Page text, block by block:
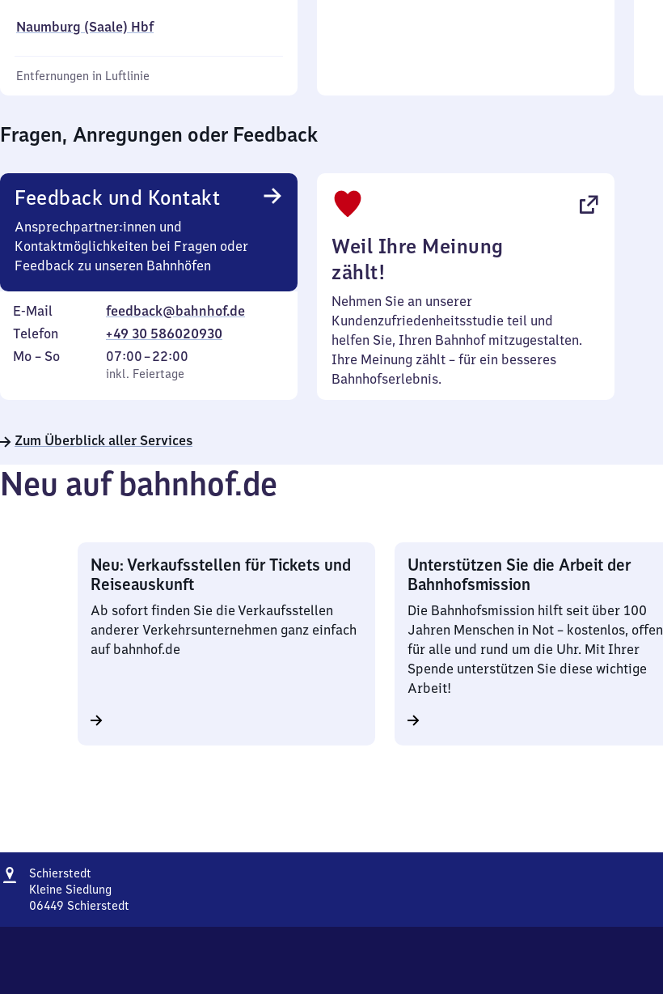
Naumburg (Saale) Hbf
Entfernungen in Luftlinie
Fragen, Anregungen oder Feedback
Feedback und Kontakt
Ansprechpartner:innen und
Kontaktmöglichkeiten bei Fragen oder
Feedback zu unseren Bahnhöfen
E-Mail
feedback@bahnhof.de
Telefon
+49 30 586020930
Montag
Mo – So,
inkl. Feiertage
07:00–22:00
Von
7
22
inkl. Feiertage
Weil Ihre Meinung
zählt!
Nehmen Sie an unserer
Kundenzufriedenheitsstudie teil und
helfen Sie, Ihren Bahnhof mitzugestalten.
Ihre Meinung zählt – für ein besseres
Bahnhofserlebnis.
Zum Überblick aller Services
Neu auf bahnhof.de
Neu: Verkaufsstellen für Tickets und
Reiseauskunft
Ab sofort finden Sie die Verkaufsstellen
anderer Verkehrsunternehmen ganz einfach
auf bahnhof.de
Unterstützen Sie die Arbeit der
Bahnhofsmission
Die Bahnhofsmission hilft seit über 100
Jahren Menschen in Not – kostenlos, offen
für alle und rund um die Uhr. Mit Ihrer
Spende unterstützen Sie diese wichtige
Arbeit!
Adresse
Schierstedt
Kleine Siedlung
06449 Schierstedt